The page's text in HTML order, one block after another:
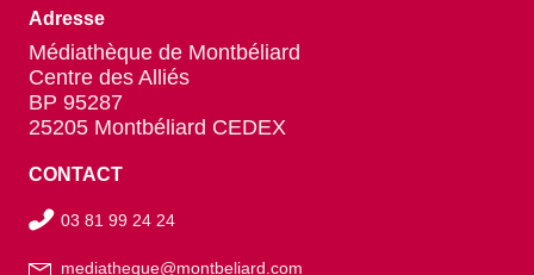
Adresse
Médiathèque de Montbéliard
Centre des Alliés
BP 95287
25205 Montbéliard CEDEX
CONTACT
03 81 99 24 24
mediatheque@montbeliard.com